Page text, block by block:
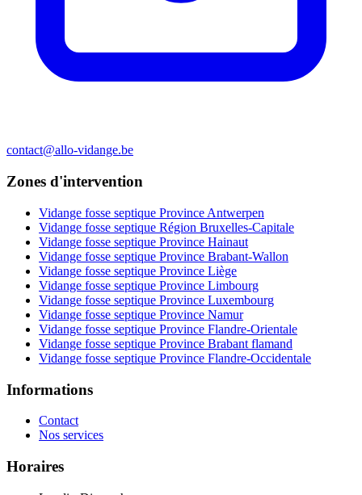
contact@allo-vidange.be
Zones d'intervention
Vidange fosse septique Province Antwerpen
Vidange fosse septique Région Bruxelles-Capitale
Vidange fosse septique Province Hainaut
Vidange fosse septique Province Brabant-Wallon
Vidange fosse septique Province Liège
Vidange fosse septique Province Limbourg
Vidange fosse septique Province Luxembourg
Vidange fosse septique Province Namur
Vidange fosse septique Province Flandre-Orientale
Vidange fosse septique Province Brabant flamand
Vidange fosse septique Province Flandre-Occidentale
Informations
Contact
Nos services
Horaires